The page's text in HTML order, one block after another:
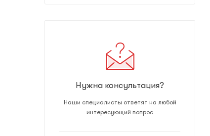
Нужна консультация?
Наши специалисты ответят на любой
интересующий вопрос